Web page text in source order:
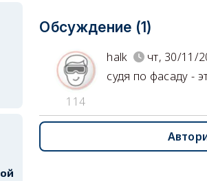
Обсуждение (1)
114
halk
чт, 30/11/
судя по фасаду -